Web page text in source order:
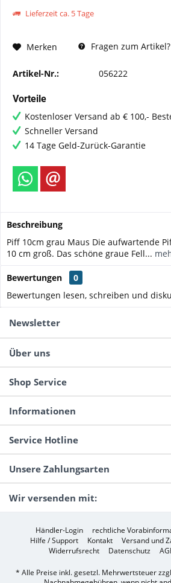
Lieferzeit ca. 5 Tage
Merken Fragen zum Artikel?
Artikel-Nr.: 056222
Vorteile
Kostenloser Versand ab € 100,-
Schneller Versand
14 Tage Geld-Zurück-Garantie
Beschreibung
Piff 10cm grau Maus Die aufwartende
10 cm groß. Das schöne graue Fell...
Bewertungen
0
Bewertungen lesen, schreiben und
Newsletter
Über uns
Shop Service
Informationen
Service Hotline
Unsere Zahlungsarten
Wir versenden mit:
Händler-Login rechtliche
Hilfe / Support
Kontakt
Versand und
Widerrufsrecht
Datenschutz
* Alle Preise inkl. gesetzl. Mehrwertsteuer